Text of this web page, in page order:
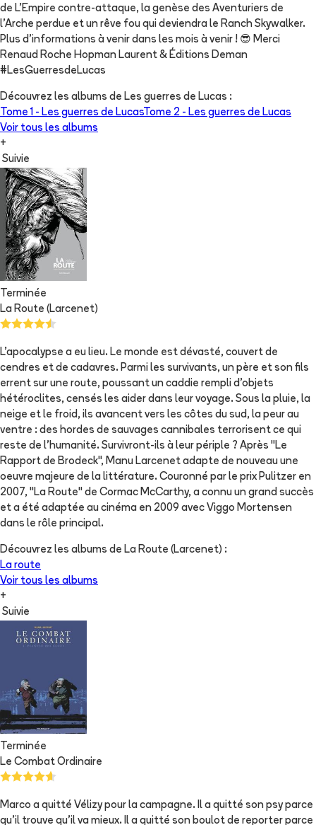
de L'Empire contre-attaque, la genèse des Aventuriers de
l'Arche perdue et un rêve fou qui deviendra le Ranch Skywalker.
Plus d'informations à venir dans les mois à venir ! 😎 Merci
Renaud Roche Hopman Laurent & Éditions Deman
#LesGuerresdeLucas
Découvrez les albums de Les guerres de Lucas :
Tome 1 - Les guerres de LucasTome 2 - Les guerres de Lucas
Voir tous les albums
+
Suivie
Terminée
La Route (Larcenet)
L'apocalypse a eu lieu. Le monde est dévasté, couvert de
cendres et de cadavres. Parmi les survivants, un père et son fils
errent sur une route, poussant un caddie rempli d'objets
hétéroclites, censés les aider dans leur voyage. Sous la pluie, la
neige et le froid, ils avancent vers les côtes du sud, la peur au
ventre : des hordes de sauvages cannibales terrorisent ce qui
reste de l'humanité. Survivront-ils à leur périple ? Après "Le
Rapport de Brodeck", Manu Larcenet adapte de nouveau une
oeuvre majeure de la littérature. Couronné par le prix Pulitzer en
2007, "La Route" de Cormac McCarthy, a connu un grand succès
et a été adaptée au cinéma en 2009 avec Viggo Mortensen
dans le rôle principal.
Découvrez les albums de La Route (Larcenet) :
La route
Voir tous les albums
+
Suivie
Terminée
Le Combat Ordinaire
Marco a quitté Vélizy pour la campagne. Il a quitté son psy parce
qu'il trouve qu'il va mieux. Il a quitté son boulot de reporter parce